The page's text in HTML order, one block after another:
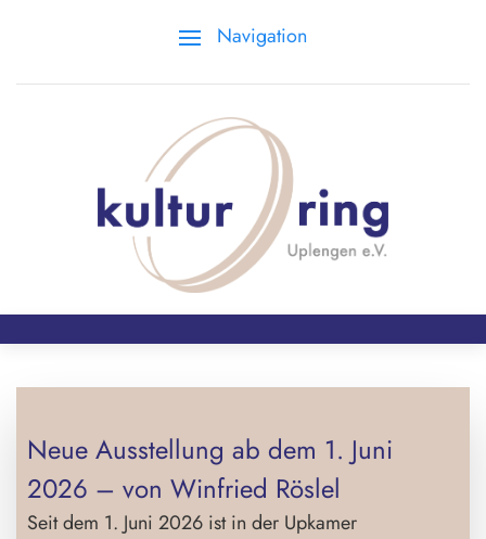
Navigation
Neue Ausstellung ab dem 1. Juni
2026 – von Winfried Röslel
Seit dem 1. Juni 2026 ist in der Upkamer